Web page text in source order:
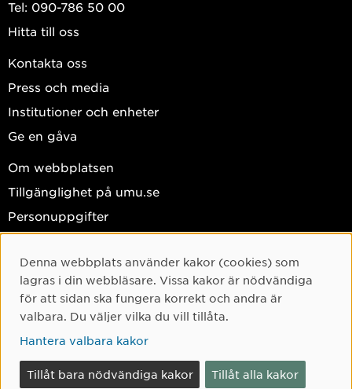
Tel: 090-786 50 00
Hitta till oss
Kontakta oss
Press och media
Institutioner och enheter
Ge en gåva
Om webbplatsen
Tillgänglighet på umu.se
Personuppgifter
Facebook
Instagram
TikTok
Youtube
LinkedIn
Cookie-samtycke
Denna webbplats använder kakor (cookies) som
lagras i din webbläsare. Vissa kakor är nödvändiga
för att sidan ska fungera korrekt och andra är
valbara. Du väljer vilka du vill tillåta.
Hantera valbara kakor
Tillåt bara nödvändiga kakor Tillåt alla kakor